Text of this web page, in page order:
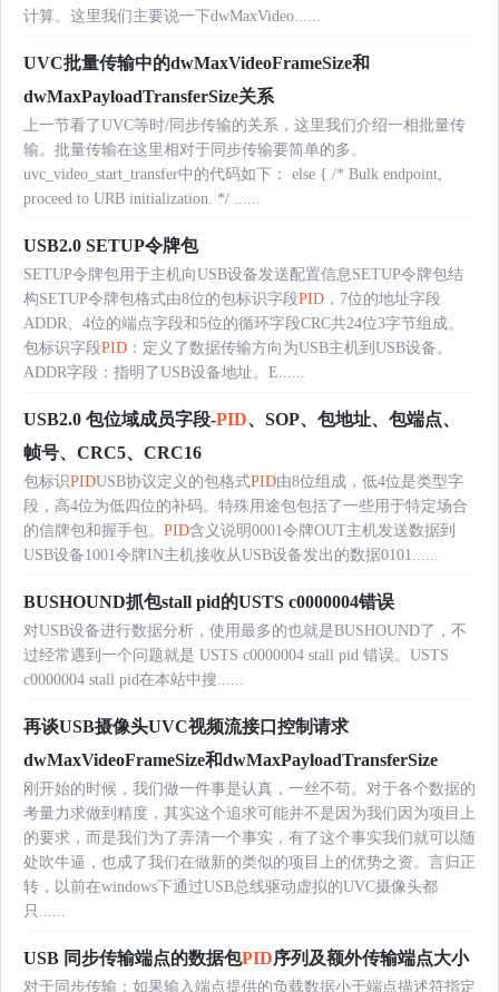
计算。这里我们主要说一下dwMaxVideo......
UVC批量传输中的dwMaxVideoFrameSize和
dwMaxPayloadTransferSize关系
上一节看了UVC等时/同步传输的关系，这里我们介绍一相批量传
输。批量传输在这里相对于同步传输要简单的多。
uvc_video_start_transfer中的代码如下： else { /* Bulk endpoint,
proceed to URB initialization. */ ......
USB2.0 SETUP令牌包
SETUP令牌包用于主机向USB设备发送配置信息SETUP令牌包结
构SETUP令牌包格式由8位的包标识字段PID ，7位的地址字段
ADDR、4位的端点字段和5位的循环字段CRC共24位3字节组成。
包标识字段PID ：定义了数据传输方向为USB主机到USB设备。
ADDR字段：指明了USB设备地址。E......
USB2.0 包位域成员字段-PID、SOP、包地址、包端点、
帧号、CRC5、CRC16
包标识PIDUSB协议定义的包格式PID由8位组成，低4位是类型字
段，高4位为低四位的补码。特殊用途包包括了一些用于特定场合
的信牌包和握手包。 PID含义说明0001令牌OUT主机发送数据到
USB设备1001令牌IN主机接收从USB设备发出的数据0101......
BUSHOUND抓包stall pid的USTS c0000004错误
对USB设备进行数据分析，使用最多的也就是BUSHOUND了，不
过经常遇到一个问题就是 USTS c0000004 stall pid 错误。USTS
c0000004 stall pid在本站中搜......
再谈USB摄像头UVC视频流接口控制请求
dwMaxVideoFrameSize和dwMaxPayloadTransferSize
刚开始的时候，我们做一件事是认真，一丝不苟。对于各个数据的
考量力求做到精度，其实这个追求可能并不是因为我们因为项目上
的要求，而是我们为了弄清一个事实，有了这个事实我们就可以随
处吹牛逼，也成了我们在做新的类似的项目上的优势之资。言归正
转，以前在windows下通过USB总线驱动虚拟的UVC摄像头都
只......
USB 同步传输端点的数据包PID序列及额外传输端点大小
对于同步传输：如果输入端点提供的负载数据小于端点描述符指定